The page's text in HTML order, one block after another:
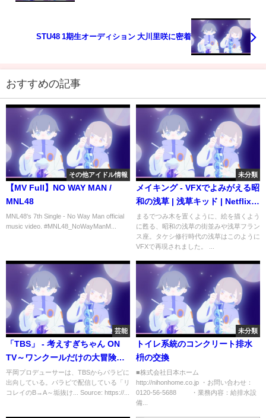
STU48 1期生オーディション 大川里咲に密着
おすすめの記事
その他アイドル情報
【MV Full】NO WAY MAN /
MNL48
MNL48's 7th Single - No Way Man official
music video. #MNL48_NoWayManM...
未分類
メイキング - VFXでよみがえる昭
和の浅草 | 浅草キッド | Netflix
Japan
まるでつみ木を置くように、絵を描くよう
に甦る、昭和の浅草の街並みや浅草フラン
ス座。タケシ修行時代の浅草はこのように
VFXで再現されました。 ...
芸能
「TBS」 - 考えすぎちゃん ON
TV～ワンクールだけの大冒険～
（テレビ東京）
平岡プロデューサーは、TBSからパラビに
出向している。パラビで配信している「リ
コレイのB→A～垢抜け... Source: https://...
未分類
トイレ系統のコンクリート排水
枡の交換
■株式会社日本ホーム
http://nihonhome.co.jp ​・お問い合わせ：
0120-56-5688 ・業務内容：給排水設
備...